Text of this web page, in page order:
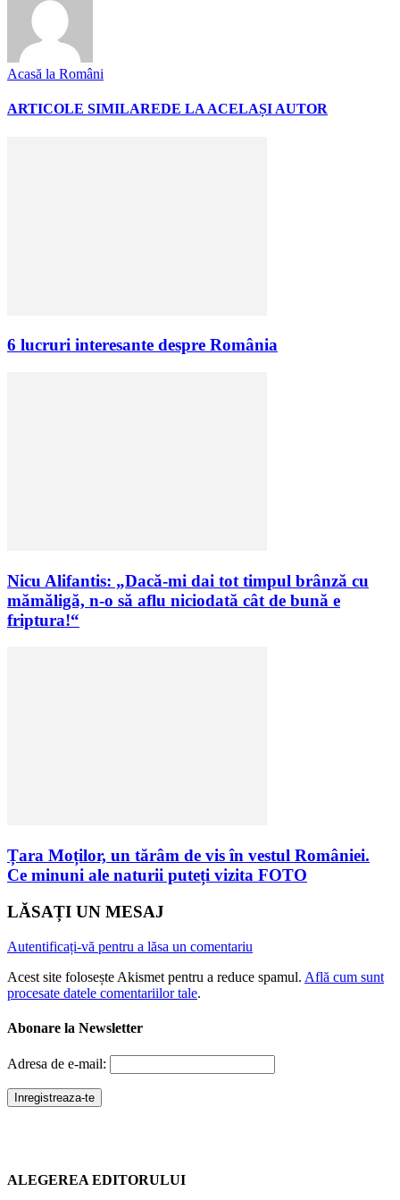
Acasă la Români
ARTICOLE SIMILAREDE LA ACELAȘI AUTOR
6 lucruri interesante despre România
Nicu Alifantis: „Dacă-mi dai tot timpul brânză cu
mămăligă, n-o să aflu niciodată cât de bună e
friptura!“
Țara Moților, un tărâm de vis în vestul României.
Ce minuni ale naturii puteți vizita FOTO
LĂSAȚI UN MESAJ
Autentificați-vă pentru a lăsa un comentariu
Acest site folosește Akismet pentru a reduce spamul. Află cum sunt
procesate datele comentariilor tale.
Abonare la Newsletter
Adresa de e-mail:
ALEGEREA EDITORULUI